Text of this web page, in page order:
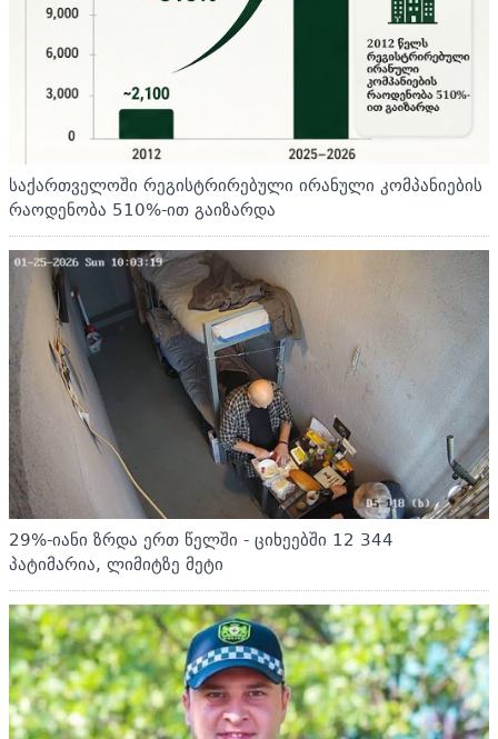
საქართველოში რეგისტრირებული ირანული კომპანიების
რაოდენობა 510%-ით გაიზარდა
29%-იანი ზრდა ერთ წელში - ციხეებში 12 344
პატიმარია, ლიმიტზე მეტი